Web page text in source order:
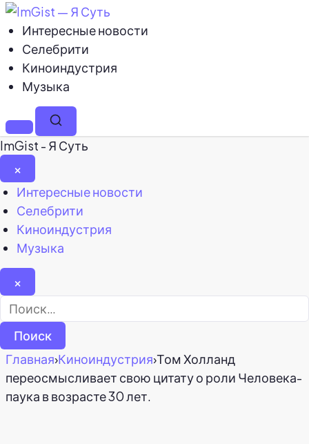
Интересные новости
Селебрити
Киноиндустрия
Музыка
МенюПоиск
ImGist - Я Суть
×
Закрыть
меню
Интересные новости
Селебрити
Киноиндустрия
Музыка
×
Найти:
Главная›Киноиндустрия›Том Холланд
переосмысливает свою цитату о роли Человека-
паука в возрасте 30 лет.